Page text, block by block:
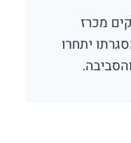
מכרז
יתחרו